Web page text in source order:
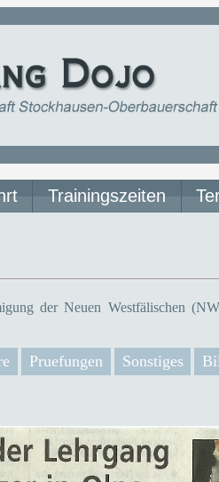
Trainingszeiten
der Neuen Westfälischen
Pruefungen Sonstiges